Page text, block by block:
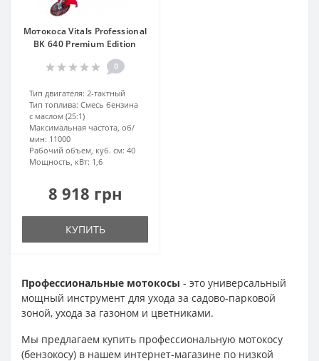
Мотокоса Vitals Professional
BK 640 Premium Edition
0
Тип двигателя: 2-тактный
Тип топлива: Смесь бензина
с маслом (25:1)
Максимальная частота, об/
мин: 11000
Рабочий объем, куб. см: 40
Мощность, кВт: 1,6
8 918 грн
КУПИТЬ
Профессиональные мотокосы - это универсальный
мощный инструмент для ухода за садово-парковой
зоной, ухода за газоном и цветниками.
Мы предлагаем купить профессиональную мотокосу
(бензокосу) в нашем интернет-магазине по низкой